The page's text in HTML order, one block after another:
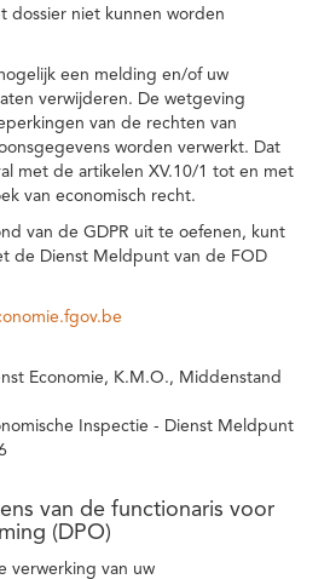
dossier niet kunnen worden
een melding en/of uw
verwijderen. De wetgeving
van de rechten van
worden verwerkt. Dat
met de artikelen XV.10/1 tot en met
van economisch recht.
van de GDPR uit te oefenen, kunt
de Dienst Meldpunt van de FOD
Economie, K.M.O., Middenstand
Inspectie - Dienst Meldpunt
van de functionaris voor
(DPO)
verwerking van uw